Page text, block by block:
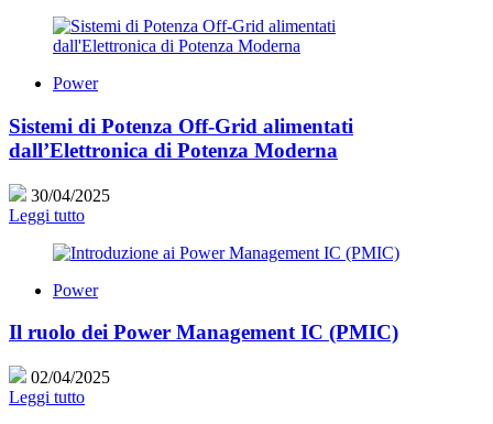
Power
Sistemi di Potenza Off-Grid alimentati
dall’Elettronica di Potenza Moderna
30/04/2025
Leggi tutto
Power
Il ruolo dei Power Management IC (PMIC)
02/04/2025
Leggi tutto